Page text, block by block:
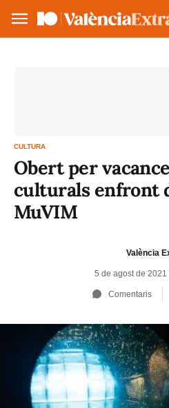
CULTURA
Obert per
culturals enfront
MuVIM
València
5 de agost de 2021
Comentaris